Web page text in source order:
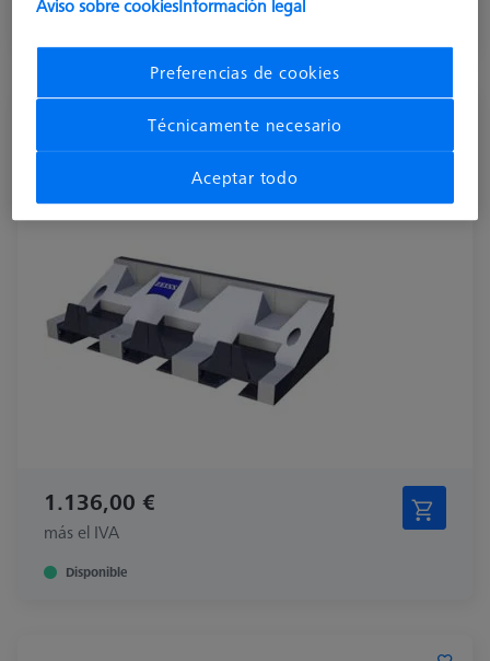
1.136,00 €
más el IVA
Disponible
Aviso sobre cookiesInformación legal
Preferencias de cookies
Técnicamente necesario
Aceptar todo